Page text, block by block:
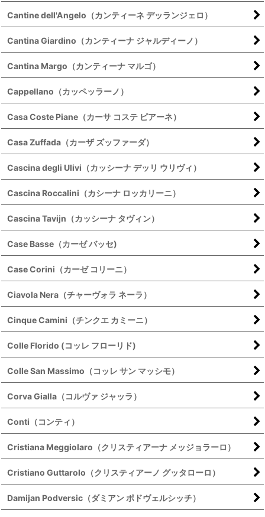
Cantine dell'Angelo（カンティーネ デッランジェロ）
Cantina Giardino（カンティーナ ジャルディーノ）
Cantina Margo（カンティーナ マルゴ）
Cappellano（カッペッラーノ）
Casa Coste Piane（カーサ コステ ピアーネ）
Casa Zuffada（カーザ ズッファーダ）
Cascina degli Ulivi（カッシーナ デッリ ウリヴィ）
Cascina Roccalini（カシーナ ロッカリーニ）
Cascina Tavijn（カッシーナ タヴィン）
Case Basse（カーゼ バッセ)
Case Corini（カーゼ コリーニ）
Ciavola Nera（チャーヴォラ ネーラ）
Cinque Camini（チンクエ カミーニ）
Colle Florido (コッレ フローリド)
Colle San Massimo（コッレ サン マッシモ）
Corva Gialla（コルヴァ ジャッラ）
Conti（コンティ）
Cristiana Meggiolaro（クリスティアーナ メッジョラーロ）
Cristiano Guttarolo（クリスティアーノ グッタローロ）
Damijan Podversic（ダミアン ポドヴェルシッチ）